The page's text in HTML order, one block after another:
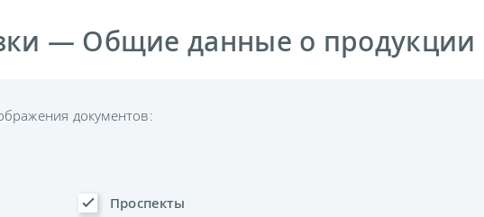
— Общие данные о продукции
документов:
Проспекты